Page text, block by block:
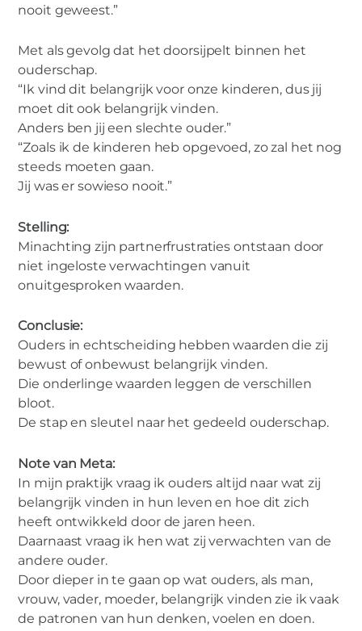
nooit geweest.”
Met als gevolg dat het doorsijpelt binnen het
ouderschap.
“Ik vind dit belangrijk voor onze kinderen, dus jij
moet dit ook belangrijk vinden.
Anders ben jij een slechte ouder.”
“Zoals ik de kinderen heb opgevoed, zo zal het nog
steeds moeten gaan.
Jij was er sowieso nooit.”
Stelling:
Minachting zijn partnerfrustraties ontstaan door
niet ingeloste verwachtingen vanuit
onuitgesproken waarden.
Conclusie:
Ouders in echtscheiding hebben waarden die zij
bewust of onbewust belangrijk vinden.
Die onderlinge waarden leggen de verschillen
bloot.
De stap en sleutel naar het gedeeld ouderschap.
Note van Meta:
In mijn praktijk vraag ik ouders altijd naar wat zij
belangrijk vinden in hun leven en hoe dit zich
heeft ontwikkeld door de jaren heen.
Daarnaast vraag ik hen wat zij verwachten van de
andere ouder.
Door dieper in te gaan op wat ouders, als man,
vrouw, vader, moeder, belangrijk vinden zie ik vaak
de patronen van hun denken, voelen en doen.